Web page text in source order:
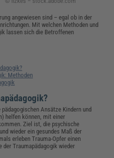
angewiesen sind – egal ob in der
Mit welchen Methoden und
lassen sich die Betroffenen
Methoden
Ansätze Kindern und
helfen können, mit einer
Ziel ist, die psychische
wieder ein gesundes Maß der
erleben Trauma-Opfer einen
Traumapädagogik wieder